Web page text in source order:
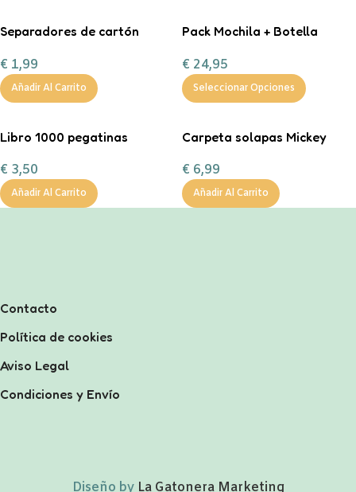
Separadores de cartón
€ 1,99
Añadir Al Carrito
Pack Mochila + Botella
€ 24,95
Seleccionar Opciones
Libro 1000 pegatinas
€ 3,50
Añadir Al Carrito
Carpeta solapas Mickey
€ 6,99
Añadir Al Carrito
Contacto
Política de cookies
Aviso Legal
Condiciones y Envío
Diseño by La Gatonera Marketing